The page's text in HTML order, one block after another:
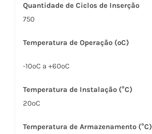
Quantidade de Ciclos de Inserção
750
Temperatura de Operação (ºC)
-10ºC a +60ºC
Temperatura de Instalação (°C)
20ºC
Temperatura de Armazenamento (°C)